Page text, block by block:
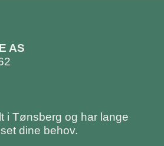
AS
i Tønsberg og har lange
dine behov.